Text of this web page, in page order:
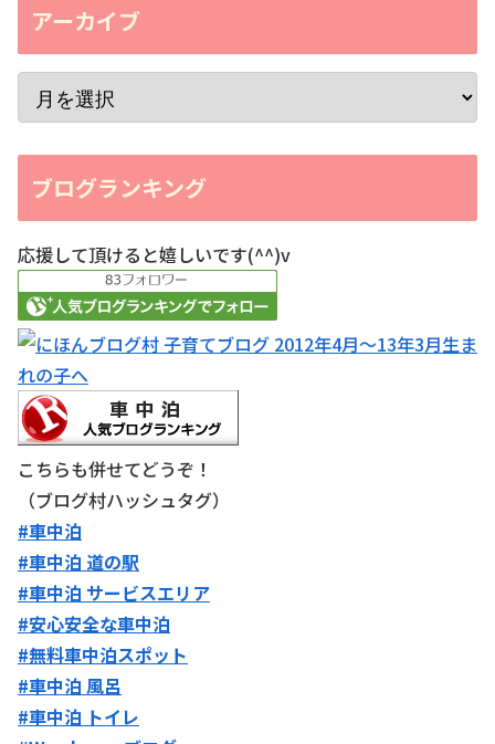
アーカイブ
ブログランキング
応援して頂けると嬉しいです(^^)v
こちらも併せてどうぞ！
（ブログ村ハッシュタグ）
#車中泊
#車中泊 道の駅
#車中泊 サービスエリア
#安心安全な車中泊
#無料車中泊スポット
#車中泊 風呂
#車中泊 トイレ